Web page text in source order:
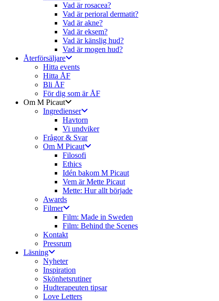
Vad är rosacea?
Vad är perioral dermatit?
Vad är akne?
Vad är eksem?
Vad är känslig hud?
Vad är mogen hud?
Återförsäljare
Hitta events
Hitta ÅF
Bli ÅF
För dig som är ÅF
Om M Picaut
Ingredienser
Havtorn
Vi undviker
Frågor & Svar
Om M Picaut
Filosofi
Ethics
Idén bakom M Picaut
Vem är Mette Picaut
Mette: Hur allt började
Awards
Filmer
Film: Made in Sweden
Film: Behind the Scenes
Kontakt
Pressrum
Läsning
Nyheter
Inspiration
Skönhetsrutiner
Hudterapeuten tipsar
Love Letters